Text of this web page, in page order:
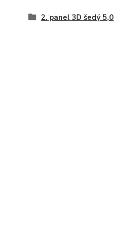
2. panel 3D šedý 5,0